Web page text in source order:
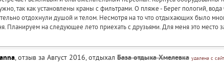
так как установлены краны с фильтрами. О пляже - Берег пологий,
отдохнули душой и телом. Несмотря на то что отдыхающих было
Планируем на следующее лето приехать с друзьями. Для меня это
, отзыв за Август 2016, отдыхал База отдыха Хмелевка удалена с